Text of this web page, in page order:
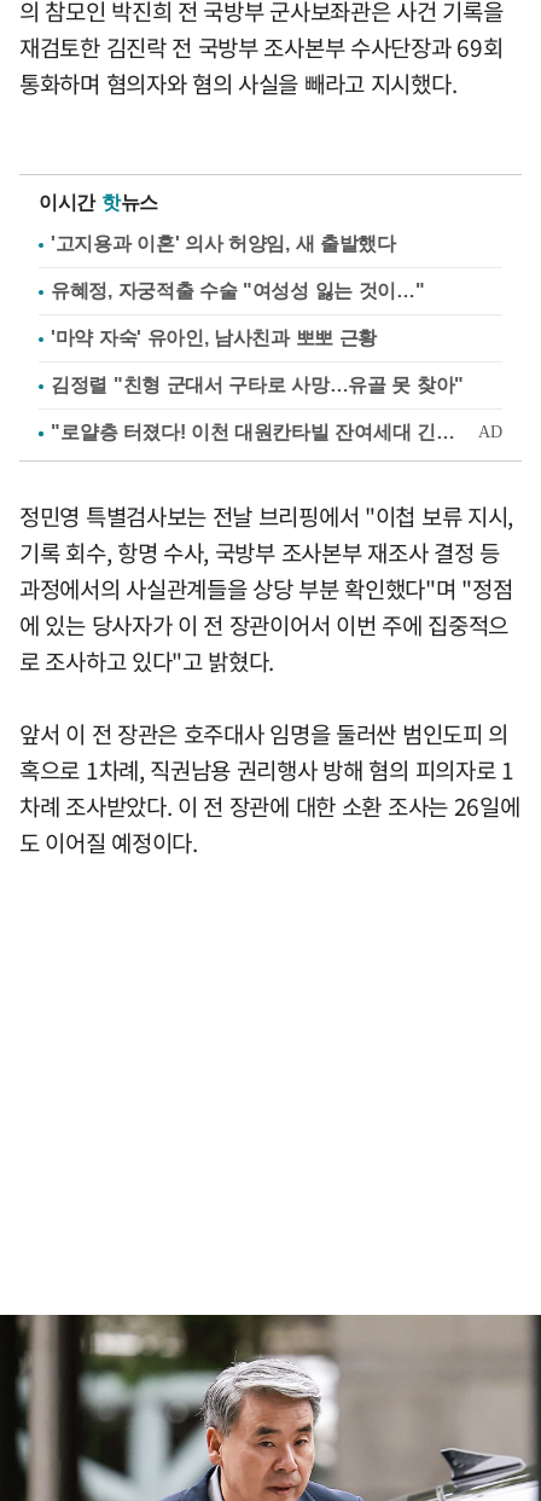
의 참모인 박진희 전 국방부 군사보좌관은 사건 기록을
재검토한 김진락 전 국방부 조사본부 수사단장과 69회
통화하며 혐의자와 혐의 사실을 빼라고 지시했다.
이시간 핫뉴스
'고지용과 이혼' 의사 허양임, 새 출발했다
유혜정, 자궁적출 수술 "여성성 잃는 것이…"
'마약 자숙' 유아인, 남사친과 뽀뽀 근황
김정렬 "친형 군대서 구타로 사망…유골 못 찾아"
정민영 특별검사보는 전날 브리핑에서 "이첩 보류 지시,
기록 회수, 항명 수사, 국방부 조사본부 재조사 결정 등
과정에서의 사실관계들을 상당 부분 확인했다"며 "정점
에 있는 당사자가 이 전 장관이어서 이번 주에 집중적으
로 조사하고 있다"고 밝혔다.
앞서 이 전 장관은 호주대사 임명을 둘러싼 범인도피 의
혹으로 1차례, 직권남용 권리행사 방해 혐의 피의자로 1
차례 조사받았다. 이 전 장관에 대한 소환 조사는 26일에
도 이어질 예정이다.